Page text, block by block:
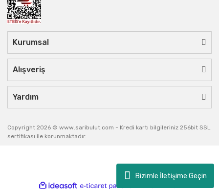
Bizimle İletişime Geçin
Kurumsal
Alışveriş
Yardım
Copyright 2026 © www.saribulut.com - Kredi kartı bilgileriniz 256bit SSL
sertifikası ile korunmaktadır.
ideasoft